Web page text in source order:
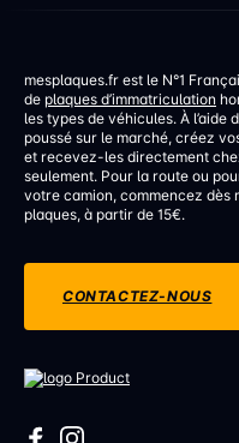
mesplaques.fr est le N°1
de plaques d’immatriculation
les types de véhicules. À
poussé sur le marché, créez
et recevez-les directement
seulement. Pour la route ou
votre camion, commencez dès
plaques, à partir de 15€.
CONTACTEZ-NOUS